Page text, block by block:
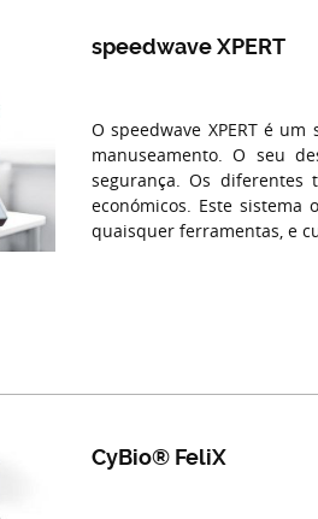
speedwave XPERT
O speedwave XPERT é
manuseamento. O seu
segurança. Os
económicos. Este sistema
quaisquer ferramentas, e
CyBio® FeliX